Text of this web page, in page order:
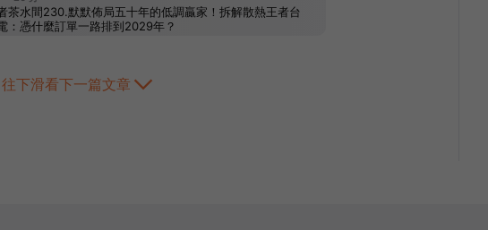
往下滑看下一篇文章